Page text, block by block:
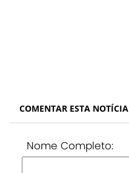
COMENTAR ESTA NOTÍCIA
Nome Completo: